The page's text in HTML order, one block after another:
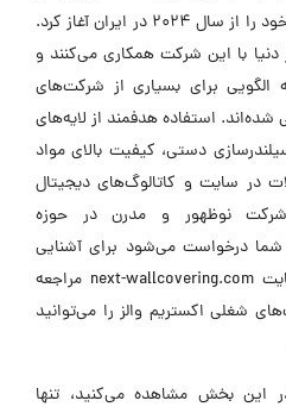
پی‌وی‌سی (وینیل) است که کار خود را از سال 2024 در ایران آغاز کرد.
دنیا با این شرکت همکاری می‌کنند و
الگویی برای بسیاری از شرکت‌های
استفاده هدفمند از لایه‌های
دستی، کیفیت بالای مواد
در سایت و کاتالوگ‌های دیجیتال
نوظهور و مدرن در حوزه
شما درخواست می‌شود برای آشنایی
بیشتر با مجموعه به آدرس سایت next-wallcovering.com مراجعه
شغلی اکستریم والز را می‌توانید
بخش مشاهده می‌کنید، تنها